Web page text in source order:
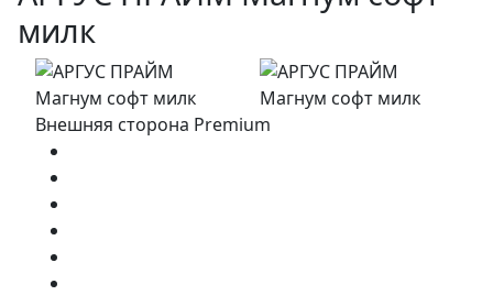
милк
Внешняя сторона Premium